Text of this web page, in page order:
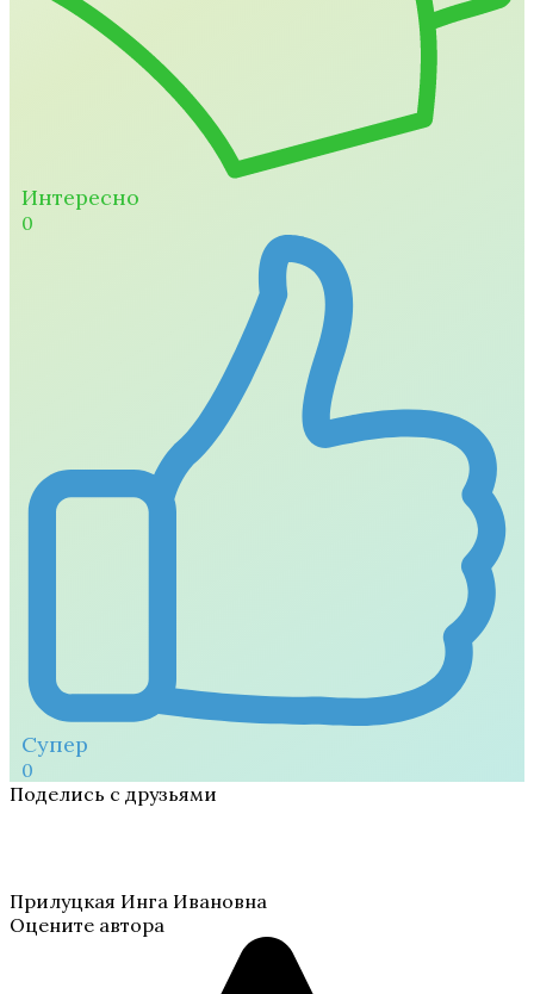
Интересно
0
Супер
0
Поделись с друзьями
Прилуцкая Инга Ивановна
Оцените автора